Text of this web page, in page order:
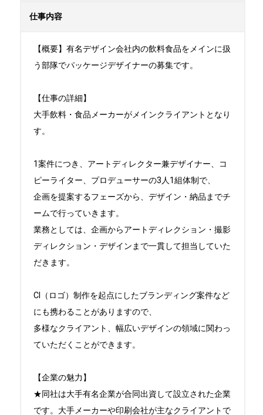
仕事内容
【概要】有名デザイン会社内の飲料食品をメインに扱
う部隊でパッケージデザイナーの募集です。
【仕事の詳細】
大手飲料・食品メーカーがメインクライアントとなり
す。
1案件につき、アートディレクター兼デザイナー、コ
ピーライター、プロデューサーの3人1組体制で、
企画を提案するフェーズから、デザイン・納品までチ
ームで行っていきます。
業務としては、企画からアートディレクション・撮影
ディレクション・デザインまで一貫して担当していた
だきます。
CI（ロゴ）制作を起点にしたブランディング案件など
にも携わることがありますので、
多様なクライアント、幅広いデザインの領域に関わっ
ていただくことができます。
【企業の魅力】
★同社は大手有名企業が合同出資して設立された企業
です。大手メーカーや印刷会社が主なクライアントで